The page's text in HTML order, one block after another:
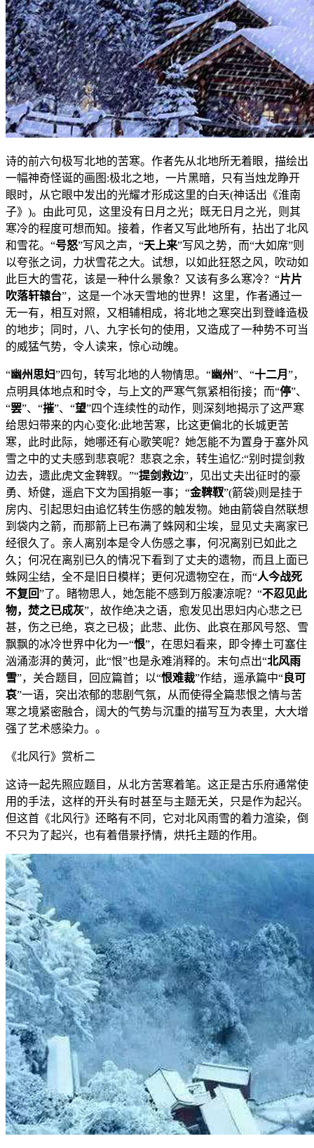
诗的前六句极写北地的苦寒。作者先从北地所无着眼，描绘出
一幅神奇怪诞的画图:极北之地，一片黑暗，只有当烛龙睁开
眼时，从它眼中发出的光耀才形成这里的白天(神话出《淮南
子》)。由此可见，这里没有日月之光；既无日月之光，则其
寒冷的程度可想而知。接着，作者又写此地所有，拈出了北风
和雪花。“号怒”写风之声，“天上来”写风之势，而“大如席”则
以夸张之词，力状雪花之大。试想，以如此狂怒之风，吹动如
此巨大的雪花，该是一种什么景象？又该有多么寒冷？“片片
吹落轩辕台”，这是一个冰天雪地的世界！这里，作者通过一
无一有，相互对照，又相辅相成，将北地之寒突出到登峰造极
的地步；同时，八、九字长句的使用，又造成了一种势不可当
的威猛气势，令人读来，惊心动魄。
“幽州思妇”四句，转写北地的人物情思。“幽州”、“十二月 ”，
点明具体地点和时令，与上文的严寒气氛紧相衔接；而“停”、
“罢”、“摧”、“望”四个连续性的动作，则深刻地揭示了这严寒
给思妇带来的内心变化:此地苦寒，比这更偏北的长城更苦
寒，此时此际，她哪还有心歌笑呢？她怎能不为置身于塞外风
雪之中的丈夫感到悲哀呢？悲哀之余，转生追忆:“别时提剑救
边去，遗此虎文金鞞靫。”“提剑救边”，见出丈夫出征时的豪
勇、矫健，遥启下文为国捐躯一事；“金鞞靫”(箭袋)则是挂于
房内、引起思妇由追忆转生伤感的触发物。她由箭袋自然联想
到袋内之箭，而那箭上已布满了蛛网和尘埃，显见丈夫离家已
经很久了。亲人离别本是令人伤感之事，何况离别已如此之
久；何况在离别已久的情况下看到了丈夫的遗物，而且上面已
蛛网尘结，全不是旧日模样；更何况遗物空在，而“人今战死
不复回”了。睹物思人，她怎能不感到万般凄凉呢？“不忍见此
物，焚之已成灰”，故作绝决之语，愈发见出思妇内心悲之已
甚，伤之已绝，哀之已极；此悲、此伤、此哀在那风号怒、雪
飘飘的冰冷世界中化为一“恨”，在思妇看来，即令捧土可塞住
汹涌澎湃的黄河，此“恨”也是永难消释的。末句点出“北风雨
雪”，关合题目，回应篇首；以“恨难裁”作结，遥承篇中“ 良可
哀”一语，突出浓郁的悲剧气氛，从而使得全篇悲恨之情与苦
寒之境紧密融合，阔大的气势与沉重的描写互为表里，大大增
强了艺术感染力。。
《北风行》赏析二
这诗一起先照应题目，从北方苦寒着笔。这正是古乐府通常使
用的手法，这样的开头有时甚至与主题无关，只是作为起兴。
但这首《北风行》还略有不同，它对北风雨雪的着力渲染，倒
不只为了起兴，也有着借景抒情，烘托主题的作用。